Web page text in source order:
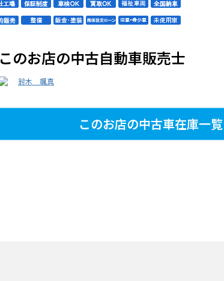
このお店の中古自動車販売士
鈴木 颯真
このお店の中古車在庫一